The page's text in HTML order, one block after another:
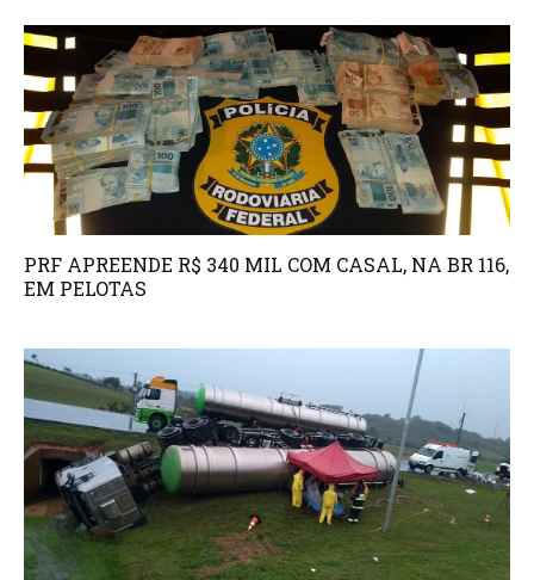
PRF APREENDE R$ 340 MIL COM CASAL, NA BR 116,
EM PELOTAS